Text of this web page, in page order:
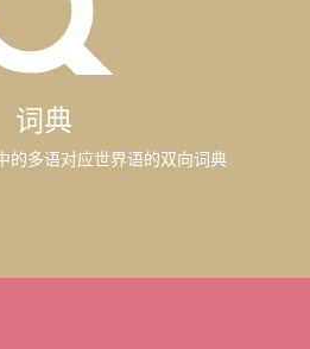
词典
的多语对应世界语的双向词典